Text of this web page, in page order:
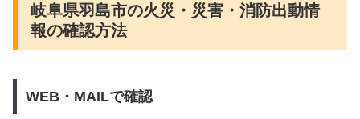
岐阜県羽島市の火災・災害・消防出動情
報の確認方法
WEB・MAILで確認